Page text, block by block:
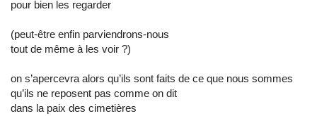
pour bien les regarder
(peut-être enfin parviendrons-nous
tout de même à les voir ?)
on s’apercevra alors qu’ils sont faits de ce que nous sommes
qu’ils ne reposent pas comme on dit
dans la paix des cimetières